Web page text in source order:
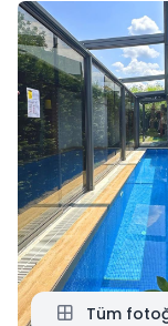
Tüm